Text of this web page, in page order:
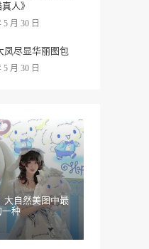
人》
5 月 30 日
凤尽显华丽图包
5 月 30 日
大自然美图中最
一种